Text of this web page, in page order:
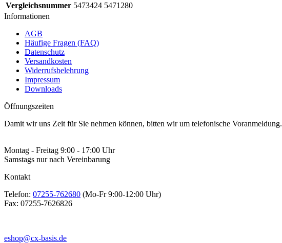
Vergleichsnummer 5473424 5471280
Informationen
AGB
Häufige Fragen (FAQ)
Datenschutz
Versandkosten
Widerrufsbelehrung
Impressum
Downloads
Öffnungszeiten
Damit wir uns Zeit für Sie nehmen können, bitten wir um telefonische Voranmeldung.
Montag - Freitag 9:00 - 17:00 Uhr
Samstags nur nach Vereinbarung
Kontakt
Telefon: 07255-762680 (Mo-Fr 9:00-12:00 Uhr)
Fax: 07255-7626826
eshop@cx-basis.de